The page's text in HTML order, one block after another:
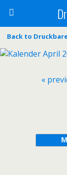
Back to
«